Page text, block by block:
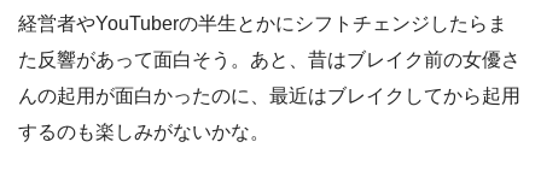
経営者やYouTuberの半生とかにシフトチェンジしたらま
た反響があって面白そう。あと、昔はブレイク前の女優さ
んの起用が面白かったのに、最近はブレイクしてから起用
するのも楽しみがないかな。